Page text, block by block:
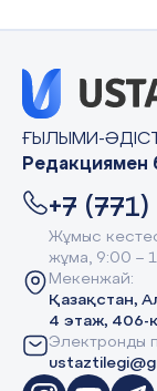
ҒЫЛЫМИ-
Редакциямен
+7
Жұмыс
жұма, 9:00 –
Мекенжай:
Қазақстан,
4 этаж, 406-
Электронды